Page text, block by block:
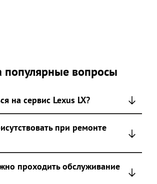
популярные вопросы
на сервис Lexus LX?
при ремонте
проходить обслуживание